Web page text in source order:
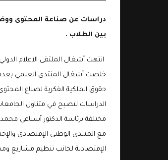
دراسات عن صناعة المحتوى
بين الطلاب .
انتهت أشغال الملتقى الاعلام
خلصت أشغال المنتدى العلمي بعدة
حقوق الملكية الفكرية لصناع
الدراسات لتصبح في متناول
مختلفة برئاسة الدكتور أسباعي
مع المنتدى الوطني الإقتصادي
الإقتصادية لجانب تنظيم مشاريع